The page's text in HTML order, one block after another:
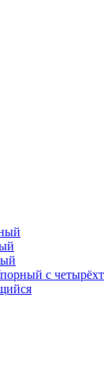
с